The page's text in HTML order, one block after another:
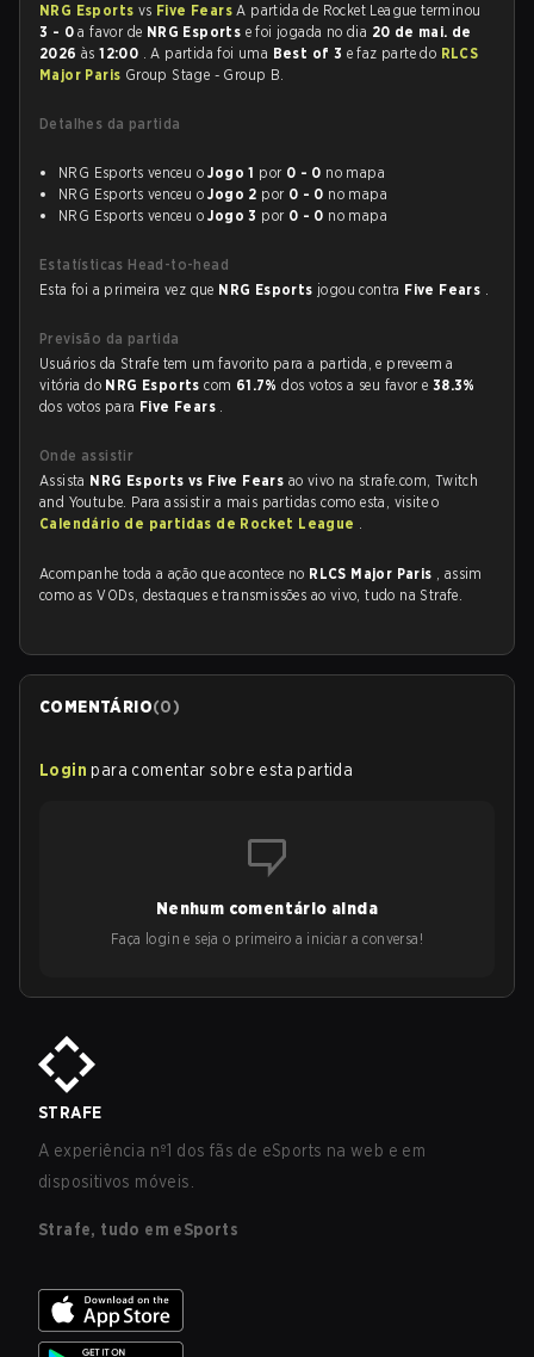
NRG Esports vs Five FearsA partida de Rocket League terminou
3 - 0 a favor de NRG Esports e foi jogada no dia 20 de mai. de
2026 às12:00 . A partida foi uma Best of 3 e faz parte do RLCS
Major Paris Group Stage - Group B.
Detalhes da partida
NRG Esports venceu oJogo 1 por 0 - 0 no mapa
NRG Esports venceu oJogo 2 por 0 - 0 no mapa
NRG Esports venceu oJogo 3 por 0 - 0 no mapa
Estatísticas Head-to-head
Esta foi a primeira vez que NRG Esports jogou contra Five Fears .
Previsão da partida
Usuários da Strafe tem um favorito para a partida, e preveem a
vitória do NRG Esportscom 61.7%dos votos a seu favor e 38.3%
dos votos para Five Fears .
Onde assistir
Assista NRG Esports vs Five Fears ao vivo na strafe.com, Twitch
and Youtube. Para assistir a mais partidas como esta, visite o
Calendário de partidas de Rocket League .
Acompanhe toda a ação que acontece no RLCS Major Paris , assim
como as VODs, destaques e transmissões ao vivo, tudo na Strafe.
COMENTÁRIO(0)
Login para comentar sobre esta partida
Nenhum comentário ainda
Faça login e seja o primeiro a iniciar a conversa!
STRAFE
A experiência nº1 dos fãs de eSports na web e em
dispositivos móveis.
Strafe, tudo em eSports